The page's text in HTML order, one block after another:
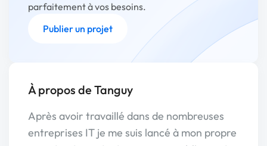
parfaitement à vos besoins.
Publier un projet
À propos de Tanguy
Après avoir travaillé dans de nombreuses
entreprises IT je me suis lancé à mon propre